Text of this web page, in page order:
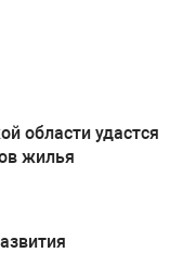
области удастся
жилья